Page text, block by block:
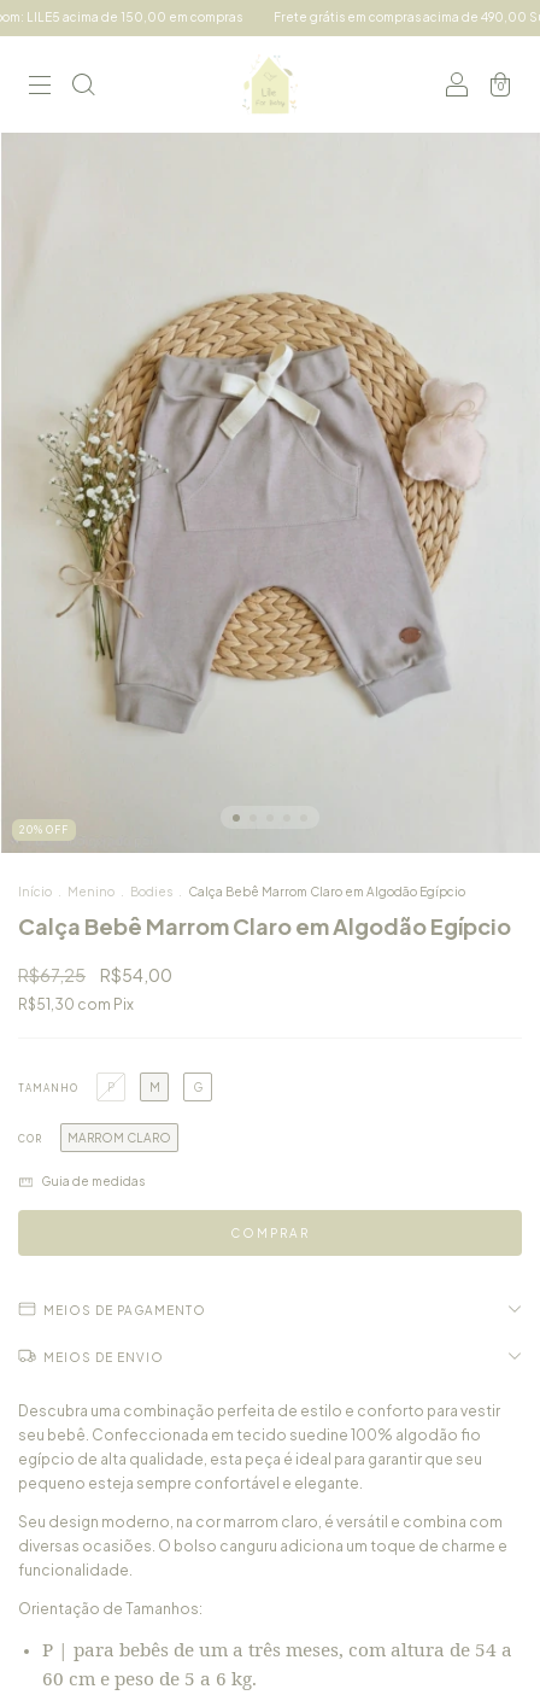
acima de 150,00 em compras Frete grátis em compras acima de 490,00 Sul
0
20% OFF
Início Menino Bodies Calça Bebê Marrom Claro em Algodão Egípcio
Calça Bebê Marrom Claro em Algodão Egípcio
R$67,25 R$54,00
R$51,30 com Pix
TAMANHO P M G
COR MARROM CLARO
Guia de medidas
MEIOS DE PAGAMENTO
MEIOS DE ENVIO
Descubra uma combinação perfeita de estilo e conforto para vestir
seu bebê. Confeccionada em tecido suedine 100% algodão fio
egípcio de alta qualidade, esta peça é ideal para garantir que seu
pequeno esteja sempre confortável e elegante.
Seu design moderno, na cor marrom claro, é versátil e combina com
diversas ocasiões. O bolso canguru adiciona um toque de charme e
funcionalidade.
Orientação de Tamanhos:
P | para bebês de um a três meses, com altura de 54 a
60 cm e peso de 5 a 6 kg.